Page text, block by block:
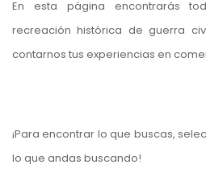
En esta página encontrarás
recreación histórica de guerra
contarnos tus experiencias en
¡Para encontrar lo que buscas,
lo que andas buscando!